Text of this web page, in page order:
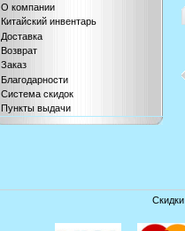
О компании
Китайский инвентарь
Доставка
Возврат
Заказ
Благодарности
Система скидок
Пункты выдачи
Скидки